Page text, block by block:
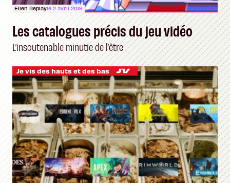
Ellen Replayle 2 avril 2019
Les catalogues précis du jeu vidéo
L’insoutenable minutie de l’être
Je vis des hauts et des bas